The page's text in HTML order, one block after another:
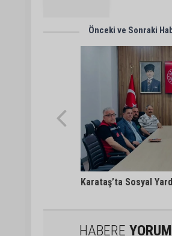
Önceki ve Sonraki
Karataş’ta Sosyal
HABERE